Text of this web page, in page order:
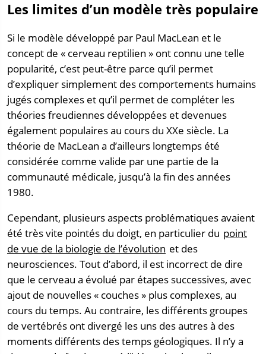
Les limites d’un modèle très populaire
Si le modèle développé par Paul MacLean et le
concept de « cerveau reptilien » ont connu une telle
popularité, c’est peut-être parce qu’il permet
d’expliquer simplement des comportements humains
jugés complexes et qu’il permet de compléter les
théories freudiennes développées et devenues
également populaires au cours du XXe siècle. La
théorie de MacLean a d’ailleurs longtemps été
considérée comme valide par une partie de la
communauté médicale, jusqu’à la fin des années
1980.
Cependant, plusieurs aspects problématiques avaient
été très vite pointés du doigt, en particulier du point
de vue de la biologie de l’évolution et des
neurosciences. Tout d’abord, il est incorrect de dire
que le cerveau a évolué par étapes successives, avec
ajout de nouvelles « couches » plus complexes, au
cours du temps. Au contraire, les différents groupes
de vertébrés ont divergé les uns des autres à des
moments différents des temps géologiques. Il n’y a